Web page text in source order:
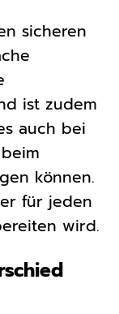
sicheren
ist zudem
auch bei
können.
für jeden
wird.